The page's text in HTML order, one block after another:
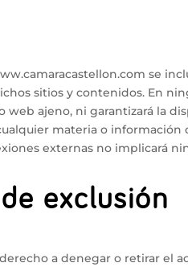
se
sitios y contenidos. En
web ajeno, ni garantizará la
materia o
externas no implicará
exclusión
a denegar o retirar el